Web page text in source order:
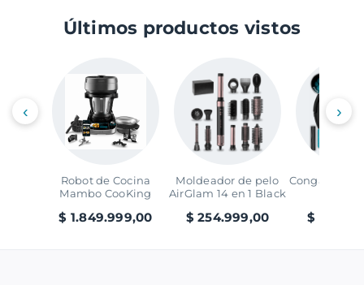
Últimos productos vistos
‹
Robot de Cocina
Mambo CooKing
$ 1.849.999,00
Moldeador de pelo
AirGlam 14 en 1 Black
$ 254.999,00
Conga 7690
$
›